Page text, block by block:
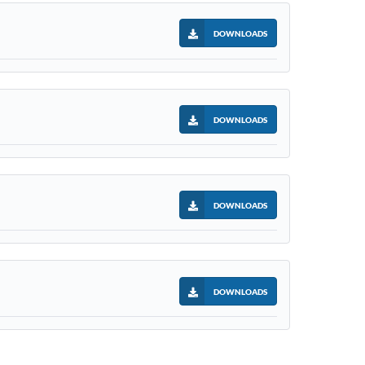
DOWNLOADS
DOWNLOADS
DOWNLOADS
DOWNLOADS